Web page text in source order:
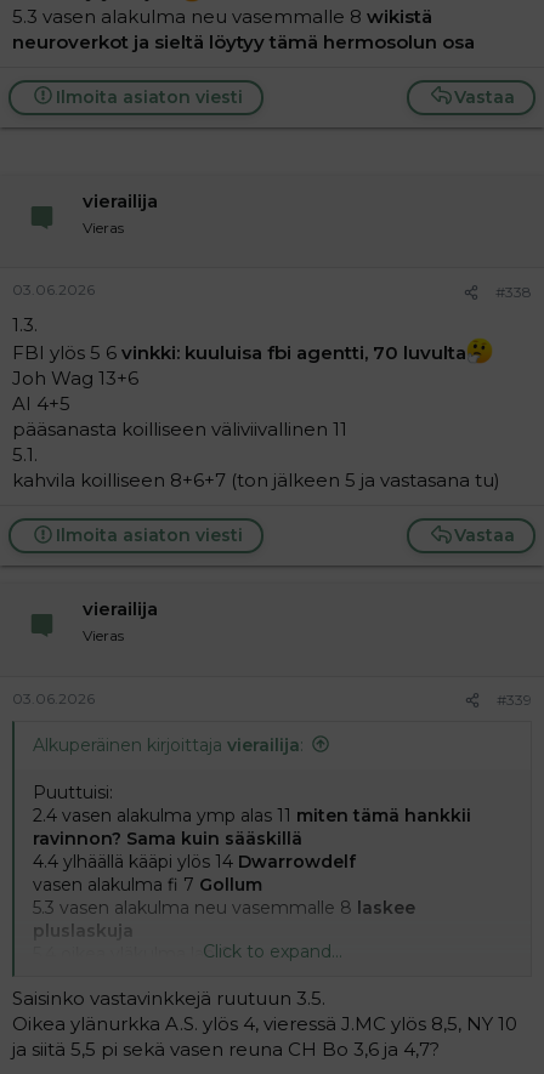
5.3 vasen alakulma neu vasemmalle 8 wikistä
neuroverkot ja sieltä löytyy tämä hermosolun osa
Vastaa
Ilmoita asiaton viesti
vierailija
Vieras
03.06.2026 #338
1.3.
FBI ylös 5 6 vinkki: kuuluisa fbi agentti, 70 luvulta
Joh Wag 13+6
AI 4+5
pääsanasta koilliseen väliviivallinen 11
5.1.
kahvila koilliseen 8+6+7 (ton jälkeen 5 ja vastasana tu)
Vastaa
Ilmoita asiaton viesti
vierailija
Vieras
03.06.2026 #339
Alkuperäinen kirjoittaja vierailija:
Puuttuisi:
2.4 vasen alakulma ymp alas 11 miten tämä hankkii
ravinnon? Sama kuin sääskillä
4.4 ylhäällä kääpi ylös 14 Dwarrowdelf
vasen alakulma fi 7 Gollum
5.3 vasen alakulma neu vasemmalle 8 laskee
pluslaskuja
5.4 oikea yläkulma lah 6
tarvii lisää apua ja vinkkiä.
Click to expand...
Saisinko vastavinkkejä ruutuun 3.5.
Oikea ylänurkka A.S. ylös 4, vieressä J.MC ylös 8,5, NY 10
ja siitä 5,5 pi sekä vasen reuna CH Bo 3,6 ja 4,7?